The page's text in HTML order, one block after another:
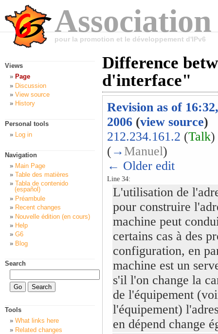
pour la promotion et le développement d'IPv6
Difference
d'interface"
Revision as of
2006 (view source)
212.234.161.2 (Talk)
( → Manuel)
← Older edit
Line 34:
L'utilisation de
pour construire
machine peut
certains cas à des
configuration, en
machine est un
s'il l'on change la
de l'équipement
l'équipement)
en dépend change
Views
Page
Discussion
View source
History
Personal tools
Log in
Navigation
Main Page
Table des matières
Tabla de contenido
(español)
Préambule
Recent changes
Nouvelle édition (en cours)
Help
G6
Blog
Search
Tools
What links here
Related changes